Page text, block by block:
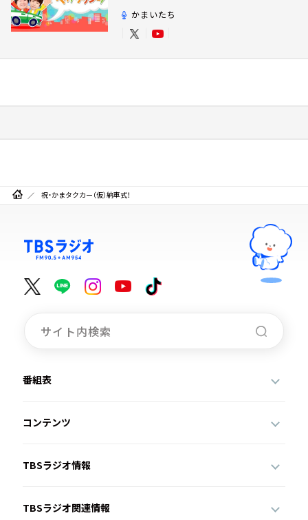
かまいたち
祝・かまタクカー（仮）納車式！
番組表
コンテンツ
TBSラジオ情報
TBSラジオ関連情報